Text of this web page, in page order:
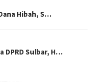
Hibah, S…
DPRD Sulbar, H…